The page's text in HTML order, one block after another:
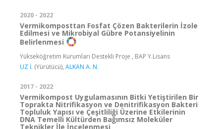
2020 - 2022
Vermikomposttan Fosfat Çözen Bakterilerin İzole
Edilmesi ve Mikrobiyal Gübre Potansiyelinin
Belirlenmesi
Yükseköğretim Kurumları Destekli Proje , BAP Y.Lisans
UZ İ. (Yürütücü), ALKAN A. N.
2017 - 2022
Vermikompost Uygulamasının Bitki Yetiştirilen Bir
Toprakta Nitrifikasyon ve Denitrifikasyon Bakteri
Topluluk Yapısı ve Çeşitliliği Üzerine Etkilerinin
DNA Temelli Kültürden Bağımsız Moleküler
Teknikler İle İncelenmesi